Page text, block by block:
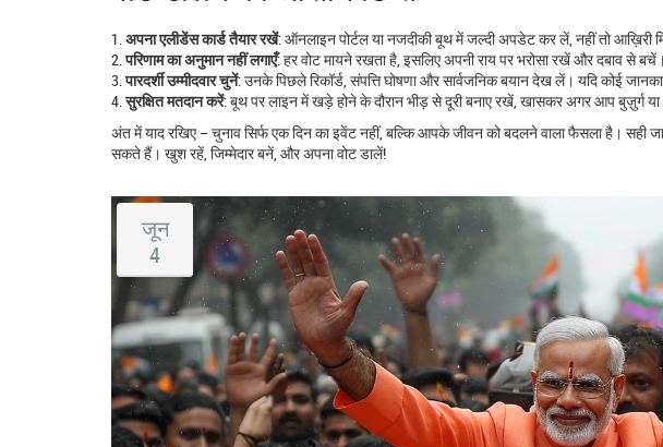
1. अपना एलीडेंस कार्ड तैयार रखें: ऑनलाइन पोर्टल या नजदीकी बूथ में जल्दी अपडेट कर लें, नहीं तो आख़िरी
2.परिणाम का अनुमान नहीं लगाएँ: हर वोट मायने रखता है, इसलिए अपनी राय पर भरोसा रखें और दबाव से बचें।
3.पारदर्शी उम्मीदवार चुनें: उनके पिछले रिकॉर्ड, संपत्ति घोषणा और सार्वजनिक बयान देख लें। यदि कोई
4.सुरक्षित मतदान करें: बूथ पर लाइन में खड़े होने के दौरान भीड़ से दूरी बनाए रखें, खासकर अगर आप बुज़ुर्ग या
अंत में याद रखिए – चुनाव सिर्फ एक दिन का इवेंट नहीं, बल्कि आपके जीवन को बदलने वाला फैसला है। सही
सकते हैं। खुश रहें, जिम्मेदार बनें, और अपना वोट डालें!
जून
4